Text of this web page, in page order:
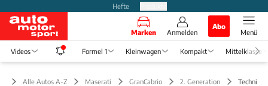
Hefte
Marken Anmelden
Abo
Menü
Videos Formel 1 Kleinwagen Kompakt Mittelklasse
Alle Autos A-Z Maserati GranCabrio 2. Generation